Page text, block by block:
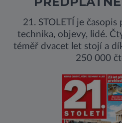
21. STOLETÍ je
technika, objevy, lidé.
téměř dvacet let stojí a
250 000